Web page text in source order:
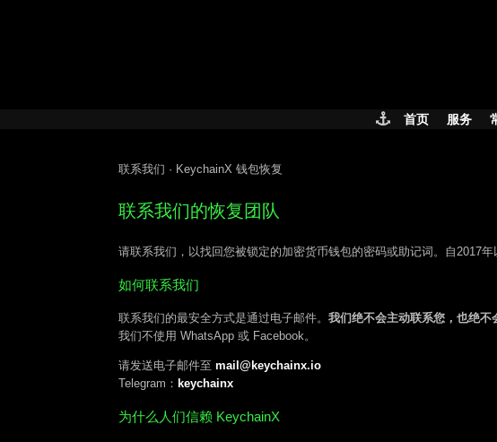
首页 服务
联系我们 · KeychainX 钱包恢复
联系我们的恢复团队
请联系我们，以找回您被锁定的加密货币钱包的密码或助记词。自2017
如何联系我们
联系我们的最安全方式是通过电子邮件。 我们绝不会主动联系您，也绝不
我们不使用 WhatsApp 或 Facebook。
请发送电子邮件至 mail@keychainx.io
Telegram： keychainx
为什么人们信赖 KeychainX